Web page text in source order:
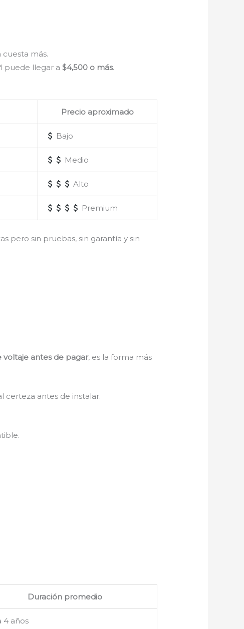
más.
puede llegar a$4,500 o más.
Precio aproximado
Bajo
Medio
Alto
Premium
pero sin pruebas, sin garantía y sin
voltaje antes de pagar, es la forma más
certeza antes de instalar.
Duración promedio
4 años